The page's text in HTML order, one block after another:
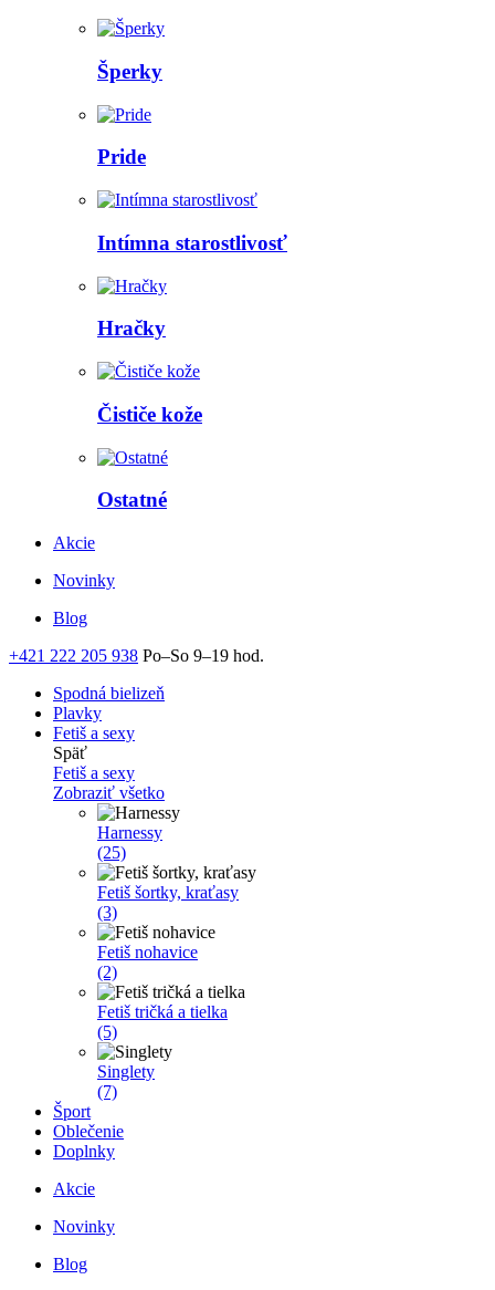
Šperky
Pride
Intímna starostlivosť
Hračky
Čističe kože
Ostatné
Akcie
Novinky
Blog
+421 222 205 938 Po–So 9–19 hod.
Spodná bielizeň
Plavky
Fetiš a sexy
Späť
Fetiš a sexy
Zobraziť všetko
Harnessy
(25)
Fetiš šortky, kraťasy
(3)
Fetiš nohavice
(2)
Fetiš tričká a tielka
(5)
Singlety
(7)
Šport
Oblečenie
Doplnky
Akcie
Novinky
Blog